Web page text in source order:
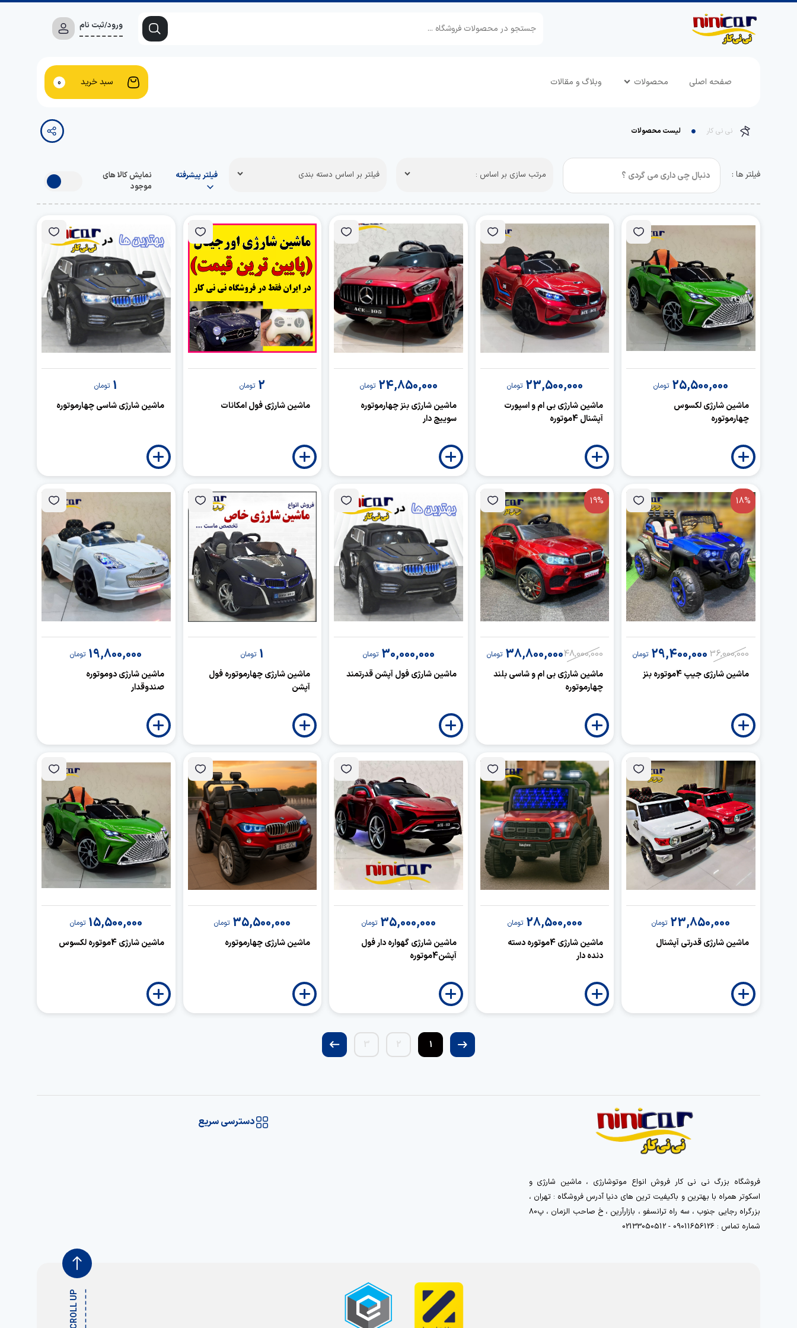
ورود/ثبت نام
صفحه اصلی محصولات وبلاگ و مقالات سبد خرید 0
نی نی کار لیست محصولات
فیلتر ها : مرتب سازی بر اساس : فیلتر بر اساس دسته بندی فیلتر پیشرفته
نمایش کالا های
موجود
25,500,000 تومان
ماشین شارژی لکسوس
چهارموتوره
23,500,000 تومان
ماشین شارژی بی ام و اسپورت
آپشنال 4موتوره
24,850,000 تومان
ماشین شارژی بنز چهارموتوره
سوییچ دار
2 تومان
ماشین شارژی فول امکانات
1 تومان
ماشین شارژی شاسی چهارموتوره
18%
36,000,000
29,400,000 تومان
ماشین شارژی جیپ 4موتوره بنز
19%
48,000,000
38,800,000 تومان
ماشین شارژی بی ام و شاسی بلند
چهارموتوره
30,000,000 تومان
ماشین شارژی فول آپشن قدرتمند
1 تومان
ماشین شارژی چهارموتوره فول
آپشن
19,800,000 تومان
ماشین شارژی دوموتوره
صندوقدار
23,850,000 تومان
ماشین شارژی قدرتی آپشنال
28,500,000 تومان
ماشین شارژی 4موتوره دسته
دنده دار
35,000,000 تومان
ماشین شارژی گهواره دار فول
آپشن4موتوره
35,500,000 تومان
ماشین شارژی چهارموتوره
15,500,000 تومان
ماشین شارژی 4موتوره لکسوس
1
2
3
فروشگاه بزرگ نی نی کار فروش انواع موتوشارژی ، ماشین شارژی و
اسکوتر همراه با بهترین و باکیفیت ترین های دنیا آدرس فروشگاه : تهران ،
بزرگراه رجایی جنوب ، سه راه ترانسفو ، بازارآرین ، خ صاحب الزمان ، پ80
شماره تماس : 09011656126 - 02133050512
دسترسی سریع
SCROLL UP